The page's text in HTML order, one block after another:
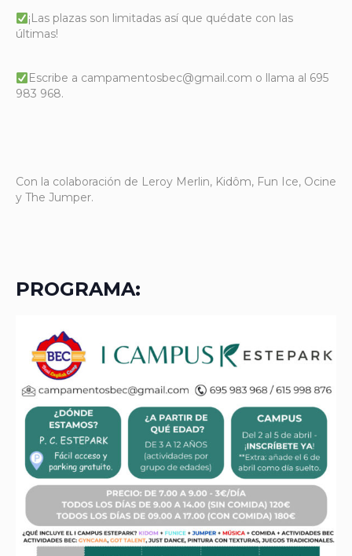
¡Las plazas son limitadas así que quédate con las
últimas!
Escribe a campamentosbec@gmail.com o llama al 695
983 968.
Con la colaboración de Leroy Merlin, Kidôm, Fun Ice, Ocine
y The Jumper.
PROGRAMA: